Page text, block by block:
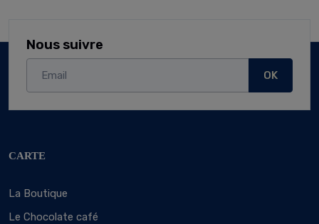
Nous suivre
OK
CARTE
La Boutique
Le Chocolate café